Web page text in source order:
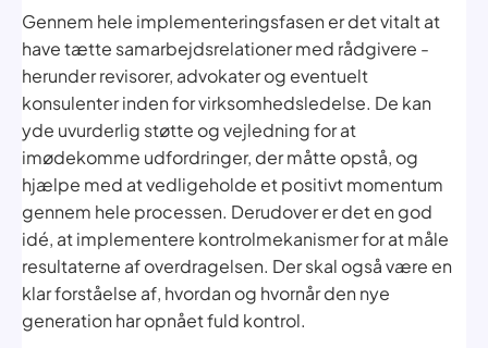
Gennem hele implementeringsfasen er det vitalt at
have tætte samarbejdsrelationer med rådgivere -
herunder revisorer, advokater og eventuelt
konsulenter inden for virksomhedsledelse. De kan
yde uvurderlig støtte og vejledning for at
imødekomme udfordringer, der måtte opstå, og
hjælpe med at vedligeholde et positivt momentum
gennem hele processen. Derudover er det en god
idé, at implementere kontrolmekanismer for at måle
resultaterne af overdragelsen. Der skal også være en
klar forståelse af, hvordan og hvornår den nye
generation har opnået fuld kontrol.